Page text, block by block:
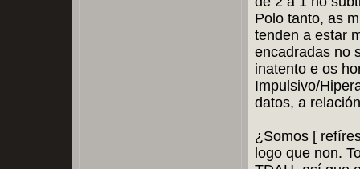
Polo tanto, as
tenden a estar
encadradas no
inatento e os
Impulsivo/
datos, a
¿Somos [
logo que non.